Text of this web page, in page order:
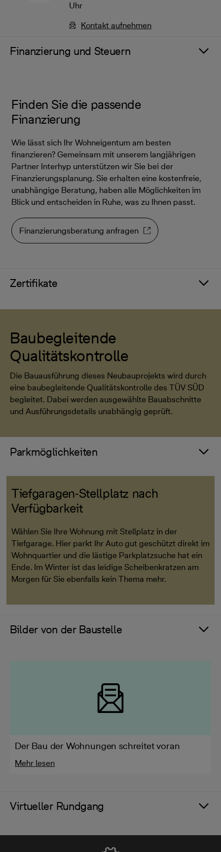
Uhr
Kontakt aufnehmen
Finanzierung und Steuern
Finden Sie die passende
Finanzierung
Wie lässt sich Ihr Wohneigentum am besten
finanzieren? Gemeinsam mit unserem langjährigen
Partner Interhyp unterstützen wir Sie bei der
Finanzierungsplanung. Sie erhalten eine kostenfreie,
unabhängige Beratung, haben alle Möglichkeiten im
Blick und entscheiden in Ruhe, was zu Ihnen passt.
Finanzierungsberatung anfragen
Zertifikate
Baubegleitende
Qualitätskontrolle
Die Bauausführung dieses Neubauprojekts wird durch
eine baubegleitende Qualitätskontrolle des TÜV SÜD
begleitet. Dabei werden ausgewählte Bauabschnitte
und Ausführungsdetails unabhängig geprüft.
Parkmöglichkeiten
Tiefgaragen-Stellplatz nach
Verfügbarkeit
Wählen Sie Ihre Wohnung mit Stellplatz in der
Tiefgarage. Hier parkt Ihr Auto gut geschützt direkt im
Wohnquartier und die lästige Parkplatzsuche hat ein
Ende. Im Winter ist das leidige Scheibenkratzen am
Morgen für Sie ebenfalls kein Thema mehr.
Bilder von der Baustelle
Der Bau der Wohnungen schreitet voran
Mehr lesen
Virtueller Rundgang